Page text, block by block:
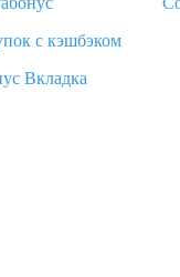
с кэшбэком
Вкладка